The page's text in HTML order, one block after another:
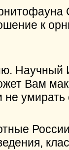
к
Вам
умирать